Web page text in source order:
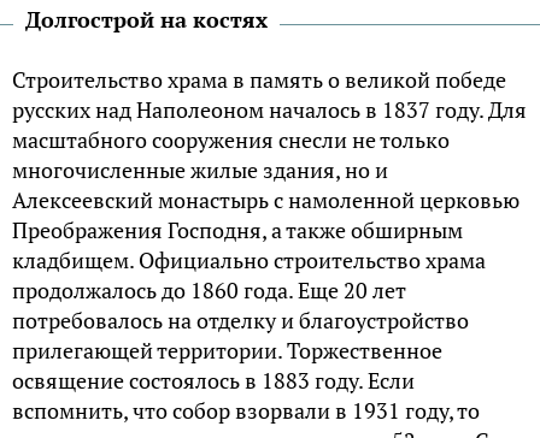
Долгострой на костях
Строительство храма в память о великой победе
русских над Наполеоном началось в 1837 году. Для
масштабного сооружения снесли не только
многочисленные жилые здания, но и
Алексеевский монастырь с намоленной церковью
Преображения Господня, а также обширным
кладбищем. Официально строительство храма
продолжалось до 1860 года. Еще 20 лет
потребовалось на отделку и благоустройство
прилегающей территории. Торжественное
освящение состоялось в 1883 году. Если
вспомнить, что собор взорвали в 1931 году, то